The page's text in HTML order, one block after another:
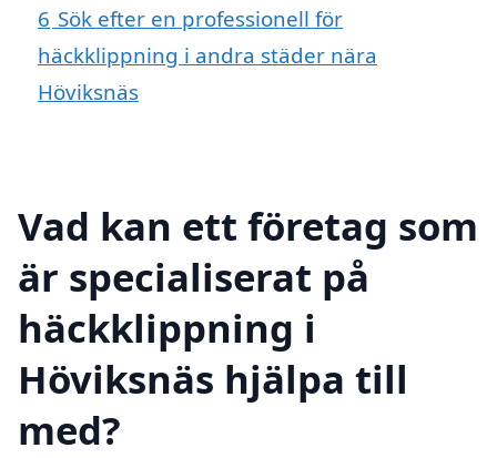
6 Sök efter en professionell för
häckklippning i andra städer nära
Höviksnäs
Vad kan ett företag som
är specialiserat på
häckklippning i
Höviksnäs hjälpa till
med?